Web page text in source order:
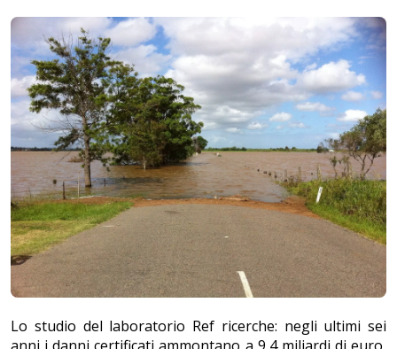
Lo studio del laboratorio Ref ricerche: negli ultimi sei